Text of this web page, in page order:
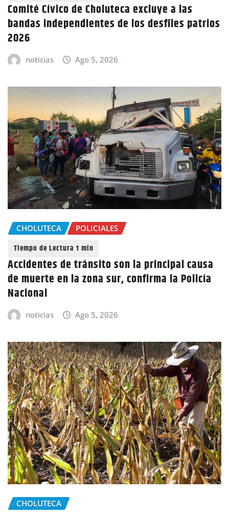
Comité Cívico de Choluteca excluye a las
bandas independientes de los desfiles patrios
2026
noticias Ago 5, 2026
CHOLUTECA POLICIALES
Accidentes de tránsito son la principal causa
de muerte en la zona sur, confirma la Policía
Nacional
noticias Ago 5, 2026
CHOLUTECA